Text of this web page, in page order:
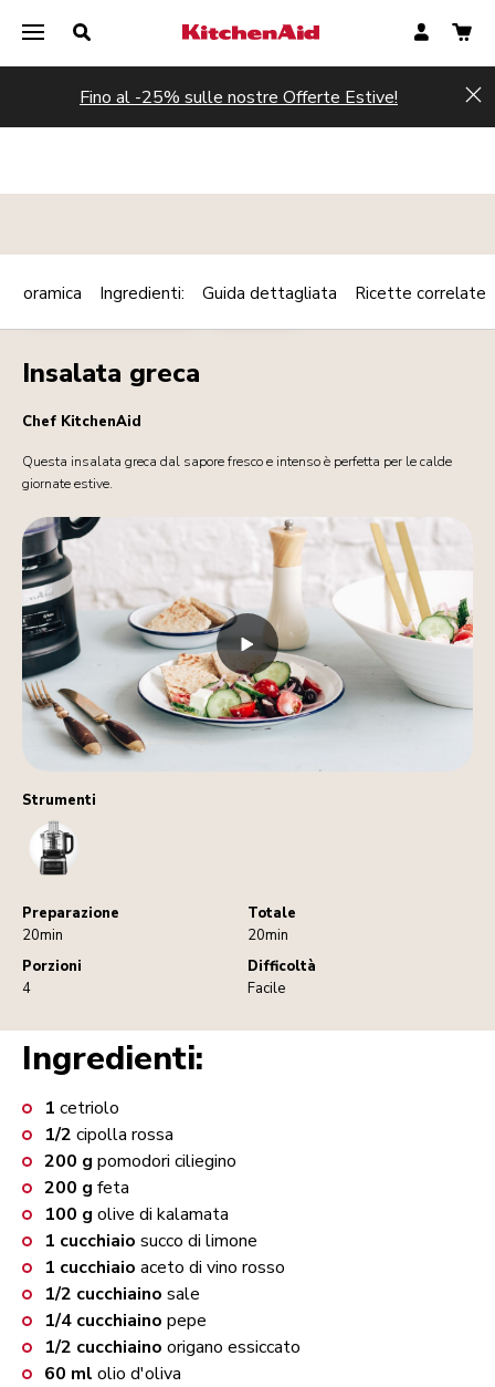
Fino al -25% sulle nostre Offerte Estive!
Strumenti
FoodProcessor
Preparazione
20min
Totale
20min
Porzioni
4
Difficoltà
Facile
PIATTO VEGETARIANO CONTORNI Print
Insalata greca
Chef KitchenAid
Questa insalata greca dal sapore fresco e intenso è perfetta per le calde
giornate estive.
Ingredienti: Guida dettagliata Ricette correlate
Ingredienti:
1 cetriolo
1/2 cipolla rossa
200 g pomodori ciliegino
200 g feta
100 g olive di kalamata
1 cucchiaio succo di limone
1 cucchiaio aceto di vino rosso
1/2 cucchiaino sale
1/4 cucchiaino pepe
1/2 cucchiaino origano essiccato
60 ml olio d'oliva